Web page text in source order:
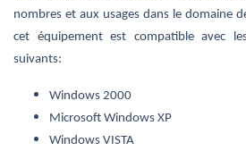
nombres et aux usages dans le domaine
cet équipement est compatible avec
suivants:
Windows 2000
Microsoft Windows XP
Windows VISTA